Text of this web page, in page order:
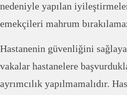
nedeniyle yapılan
emekçileri mahrum
Hastanenin güvenliğini
vakalar hastanelere
ayrımcılık yapılmamalıdır.